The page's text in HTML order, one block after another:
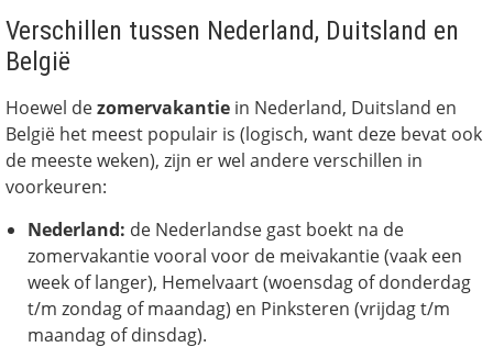
Verschillen tussen Nederland, Duitsland en
België
Hoewel dezomervakantie in Nederland, Duitsland en
België het meest populair is (logisch, want deze bevat ook
de meeste weken), zijn er wel andere verschillen in
voorkeuren:
Nederland: de Nederlandse gast boekt na de
zomervakantie vooral voor de meivakantie (vaak een
week of langer), Hemelvaart (woensdag of donderdag
t/m zondag of maandag) en Pinksteren (vrijdag t/m
maandag of dinsdag).